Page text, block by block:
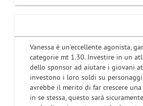
Vanessa è un'eccellente agonista,
categorie mt 1.30. Investire in un
dello sponsor ad aiutare i giovani
investono i loro soldi su
avrebbe il merito di far crescere
in se stessa, questo sarà